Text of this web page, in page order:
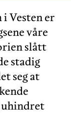
Vesten er
våre
slått
stadig
seg at
uhindret